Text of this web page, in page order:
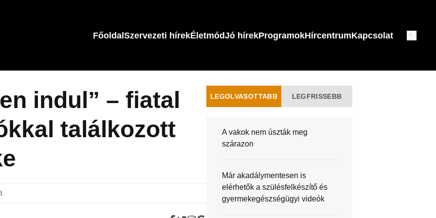
FőoldalSzervezeti hírekÉletmódJó hírekProgramokHírcentrumKapcsolat
indul” – fiatal
találkozott
LEGOLVASOTTABB LEGFRISSEBB
A vakok nem úszták meg
szárazon
Már akadálymentesen is
elérhetők a szülésfelkészítő és
gyermekegészségügyi videók